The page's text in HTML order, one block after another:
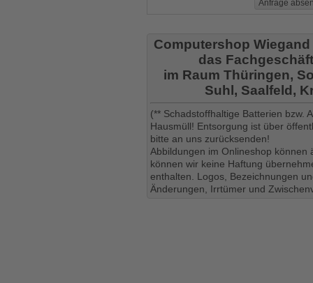
Computershop
das
im Raum Thüringen,
Suhl, Saalfeld,
(** Schadstoffhaltige Batterien bzw.
Hausmüll! Entsorgung ist über
bitte an uns zurücksenden!
Abbildungen im Onlineshop
können wir keine Haftung
enthalten. Logos, Bezeichnungen
Änderungen, Irrtümer und